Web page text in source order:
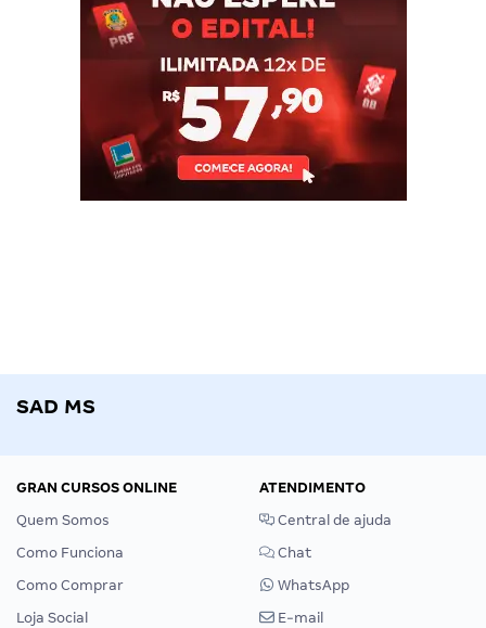
SAD MS
GRAN CURSOS ONLINE
Quem Somos
Como Funciona
Como Comprar
Loja Social
ATENDIMENTO
Central de ajuda
Chat
WhatsApp
E-mail